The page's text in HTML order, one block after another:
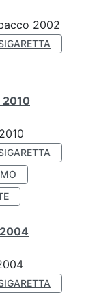
2002
2010